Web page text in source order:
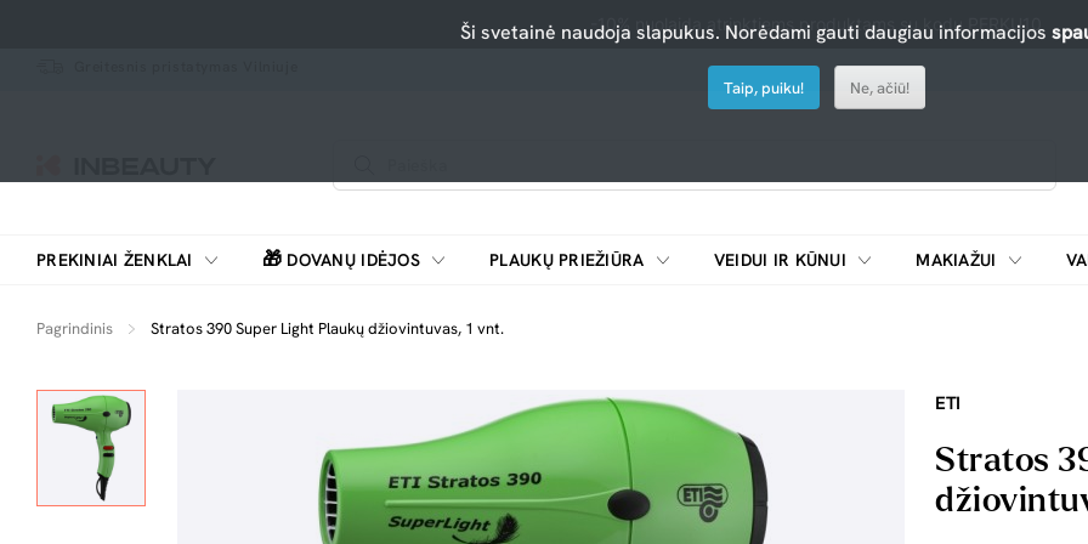
-10% nuolaida atrinktiems produktams su kodu PERKU10
PREKINIAI ŽENKLAI 🎁 DOVANŲ IDĖJOS PLAUKŲ PRIEŽIŪRA VEIDUI IR KŪNUI MAKIAŽUI
Pagrindinis Stratos 390 Super Light Plaukų džiovintuvas, 1 vnt.
ETI
Stratos
Ši svetainė naudoja slapukus. Norėdami gauti daugiau informacijos
Taip, puiku! Ne, ačiū!